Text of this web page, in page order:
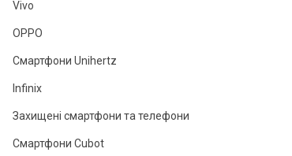
Vivo
OPPO
Смартфони Unihertz
Infinix
Захищені смартфони та телефони
Смартфони Cubot